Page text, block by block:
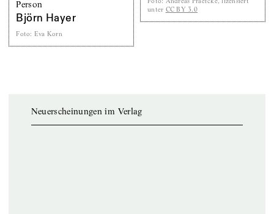
Person
Björn Hayer
Foto: Eva Korn
unter CC BY 3.0
Neuerscheinungen im Verlag